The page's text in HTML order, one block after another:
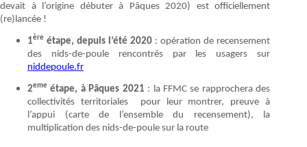
devait à l’origine débuter à Pâques 2020) est officiellement
(re)lancée !
1ère étape, depuis l’été 2020 : opération de recensement
des nids-de-poule rencontrés par les usagers sur
niddepoule.fr
2eme étape, à Pâques 2021 : la FFMC se rapprochera des
collectivités territoriales pour leur montrer, preuve à
l’appui (carte de l’ensemble du recensement), la
multiplication des nids-de-poule sur la route